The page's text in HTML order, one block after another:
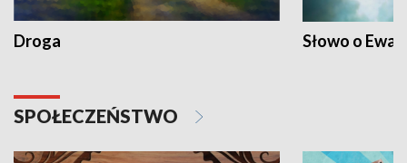
Droga Słowo o
SPOŁECZEŃSTWO